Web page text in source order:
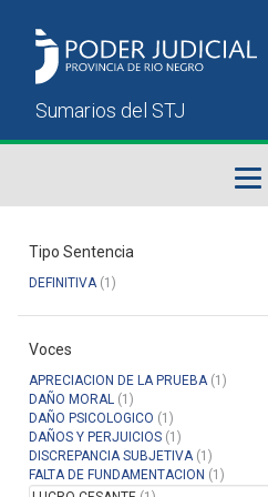
Sumarios del STJ
Manual del Usuario
Tipo Sentencia
DEFINITIVA(1)
Voces
APRECIACION DE LA PRUEBA(1)
DAÑO MORAL (1)
DAÑO PSICOLOGICO (1)
DAÑOS Y PERJUICIOS (1)
DISCREPANCIA SUBJETIVA(1)
FALTA DE FUNDAMENTACION (1)